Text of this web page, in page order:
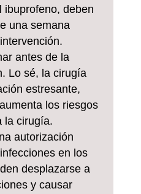
ibuprofeno, deben
una semana
antes de la
Lo sé, la cirugía
estresante,
los riesgos
la cirugía.
autorización
en los
desplazarse a
y causar